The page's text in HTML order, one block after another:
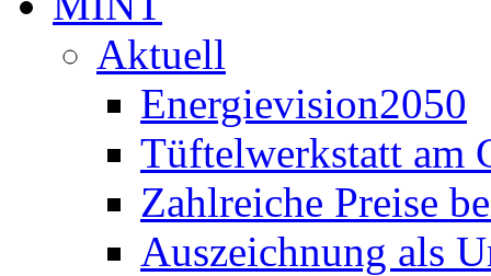
Aktuell
Energievision2050
Tüftelwerkstatt am
Zahlreiche Preise
Auszeichnung als